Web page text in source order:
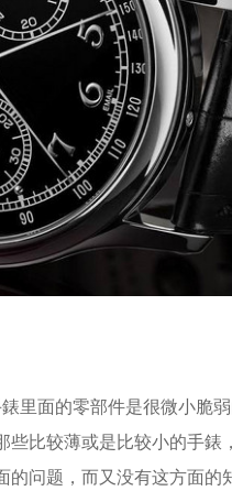
里面的零部件是很微小脆
比较薄或是比较小的手錶
问题，而又没有这方面的